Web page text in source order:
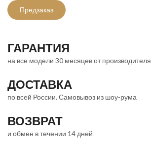
Предзаказ
ГАРАНТИЯ
на все модели 30 месяцев от производителя
ДОСТАВКА
по всей России. Самовывоз из шоу-рума
ВОЗВРАТ
и обмен в течении 14 дней